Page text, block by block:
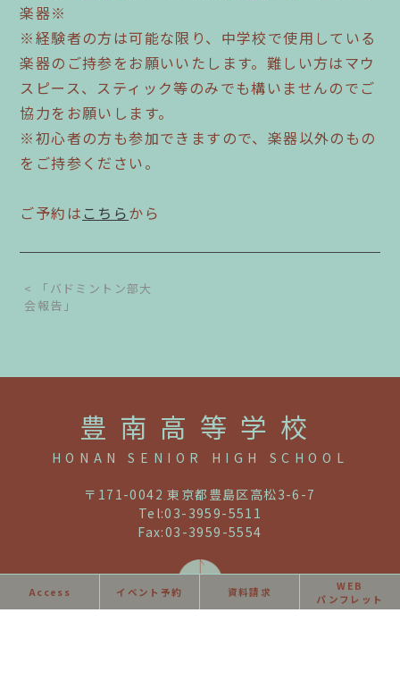
Access イベント予約 資料請求
WEB
パンフレット
楽器※
※経験者の方は可能な限り、中学校で使用している
楽器のご持参をお願いいたします。難しい方はマウ
スピース、スティック等のみでも構いませんのでご
協力をお願いします。
※初心者の方も参加できますので、楽器以外のもの
をご持参ください。
ご予約は こちらから
< 「バドミントン部大
会報告」
豊南高等学校
HONAN SENIOR HIGH SCHOOL
〒171-0042 東京都豊島区高松3-6-7
Tel:03-3959-5511
Fax:03-3959-5554